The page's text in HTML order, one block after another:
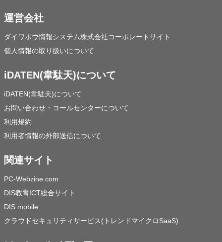
運営会社
ダイワボウ情報システム株式会社コーポレートサイト
個人情報の取り扱いについて
iDATEN(韋駄天)について
iDATEN(韋駄天)について
お問い合わせ・コールセンターについて
利用規約
利用者情報の外部送信について
関連サイト
PC-Webzine.com
DIS教育ICT総合サイト
DIS mobile
クラウドセキュリティサービス(トレンドマイクロSaaS)